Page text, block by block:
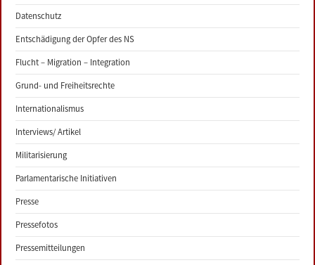
Datenschutz
Entschädigung der Opfer des NS
Flucht – Migration – Integration
Grund- und Freiheitsrechte
Internationalismus
Interviews/ Artikel
Militarisierung
Parlamentarische Initiativen
Presse
Pressefotos
Pressemitteilungen